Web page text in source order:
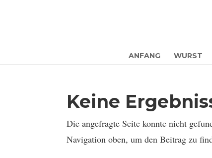
ANFANG WURST
Keine
Die angefragte Seite konnte nicht
Navigation oben, um den Beitrag zu